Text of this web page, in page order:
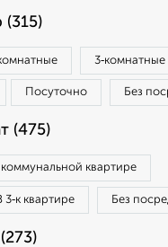
(315)
3‑комнатные
Посуточно Без
(475)
коммунальной квартире
3‑к квартире Без